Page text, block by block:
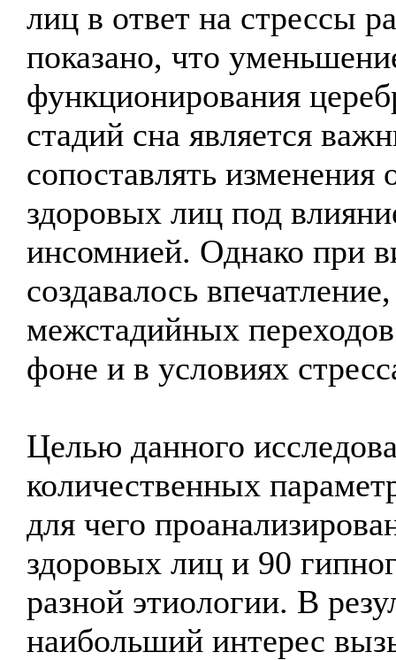
лиц в ответ на стрессы
показано, что
функционирования
стадий сна является
сопоставлять
здоровых лиц под
инсомнией. Однако при
создавалось
межстадийных
фоне и в условиях
Целью данного
количественных
для чего
здоровых лиц и 90
разной этиологии. В
наибольший интерес